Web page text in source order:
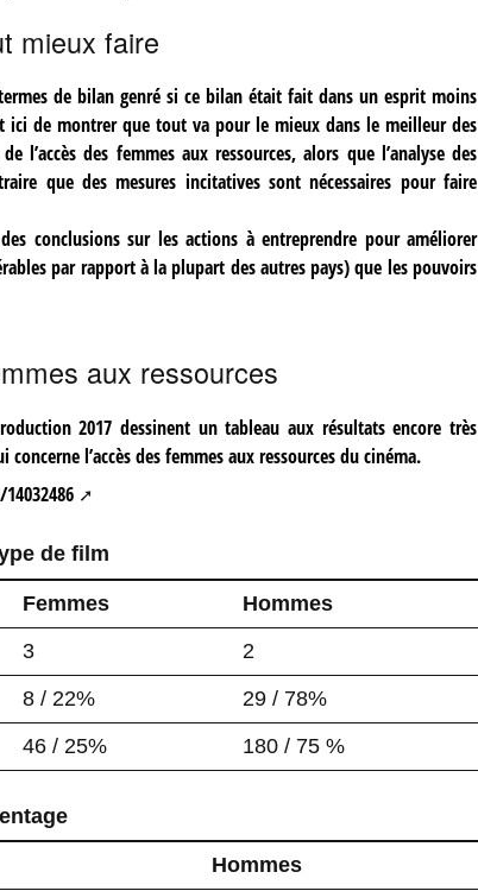
mieux faire
de bilan genré si ce bilan était fait dans un esprit moins
ici de montrer que tout va pour le mieux dans le meilleur des
l’accès des femmes aux ressources, alors que l’analyse des
que des mesures incitatives sont nécessaires pour faire
conclusions sur les actions à entreprendre pour améliorer
par rapport à la plupart des autres pays) que les pouvoirs
aux ressources
2017 dessinent un tableau aux résultats encore très
l’accès des femmes aux ressources du cinéma.
de film
Femmes
Hommes
3
2
8 / 22%
29 / 78%
46 / 25% 180 / 75 %
Hommes